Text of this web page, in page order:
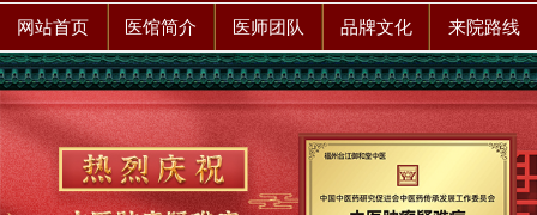
网站首页 医馆简介 医师团队 品牌文化 来院路线